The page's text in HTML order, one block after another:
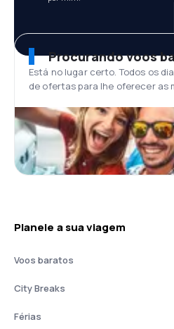
Procurando voos
Está no lugar certo. Todos os
de ofertas para lhe oferecer as
Planeie a sua viagem
Voos baratos
City Breaks
Férias